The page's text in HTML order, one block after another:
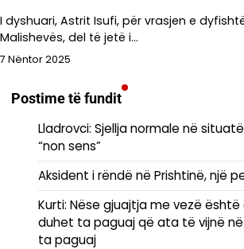
I dyshuari, Astrit Isufi, për vrasjen e
Malishevës, del të jetë i…
7 Nëntor 2025
Postime të fundit
Lladrovci: Sjellja normale në
“non sens”
Aksident i rëndë në Prishtinë, një
Kurti: Nëse gjuajtja me vezë
duhet ta paguaj që ata të vijnë
ta paguaj